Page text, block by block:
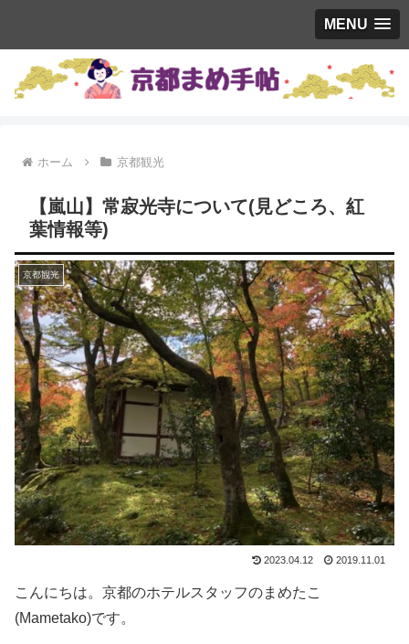
MENU
ホーム 京都観光
【嵐山】常寂光寺について(見どころ、紅
葉情報等)
京都観光
2023.04.12 2019.11.01
こんにちは。京都のホテルスタッフのまめたこ
(Mametako)です。